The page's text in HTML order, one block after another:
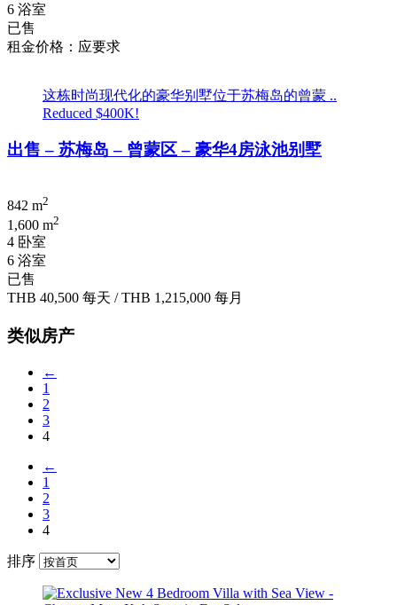
6 浴室
已售
租金价格：应要求
这栋时尚现代化的豪华别墅位于苏梅岛的曾蒙 ..
Reduced $400K!
出售 – 苏梅岛 – 曾蒙区 – 豪华4房泳池别墅
842 m2
1,600 m2
4 卧室
6 浴室
已售
THB 40,500 每天 /THB 1,215,000 每月
类似房产
←
1
2
3
4
←
1
2
3
4
排序